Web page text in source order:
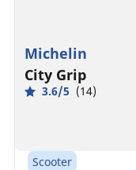
Michelin
City Grip
3.6/5 (14)
Scooter